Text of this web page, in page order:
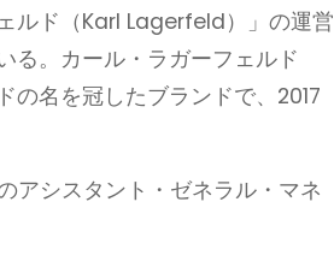
ルド（Karl Lagerfeld）」の運営
る。カール・ラガーフェルド
の名を冠したブランドで、2017
アシスタント・ゼネラル・マネ